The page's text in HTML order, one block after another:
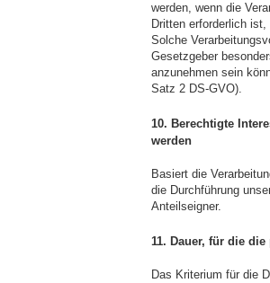
werden, wenn die
Dritten erforderlich
Solche
Gesetzgeber
anzunehmen sein
Satz 2 DS-GVO).
10. Berechtigte
werden
Basiert die
die Durchführung
Anteilseigner.
11. Dauer, für die
Das Kriterium für die